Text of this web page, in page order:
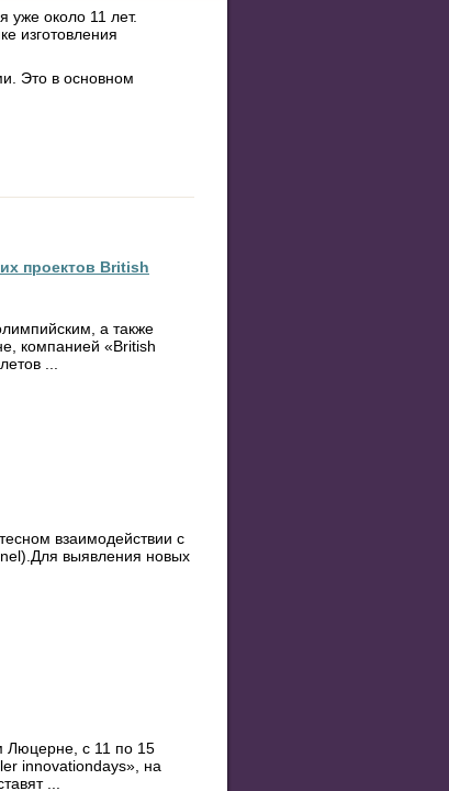
уже около 11 лет.
изготовления
Это в основном
проектов British
а также
компанией «British
...
взаимодействии с
выявления новых
Люцерне, с 11 по 15
innovationdays», на
...